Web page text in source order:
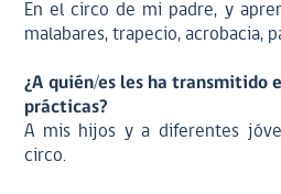
En el circo de mi padre, y
malabares, trapecio, acrobacia,
¿A quién/es les ha transmitido
prácticas?
A mis hijos y a diferentes
circo.